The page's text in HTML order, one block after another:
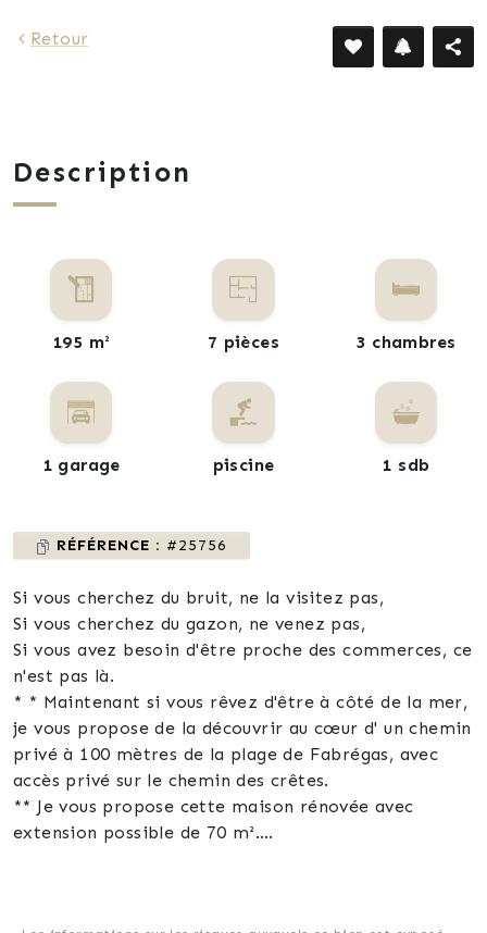
Retour
Description
195 m² 7 pièces 3 chambres
1 garage piscine 1 sdb
RÉFÉRENCE : #25756
Si vous cherchez du bruit, ne la visitez pas,
Si vous cherchez du gazon, ne venez pas,
Si vous avez besoin d'être proche des commerces, ce
n'est pas là.
* * Maintenant si vous rêvez d'être à côté de la mer,
je vous propose de la découvrir au cœur d' un chemin
privé à 100 mètres de la plage de Fabrégas, avec
accès privé sur le chemin des crêtes.
** Je vous propose cette maison rénovée avec
extension possible de 70 m².